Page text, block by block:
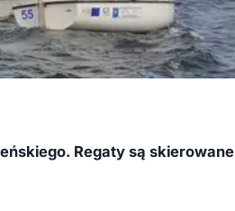
Regaty są skierowane